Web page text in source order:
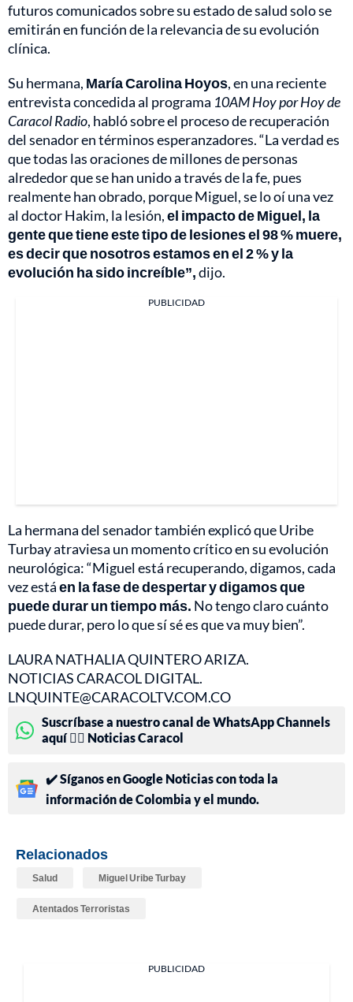
futuros comunicados sobre su estado de salud solo se
emitirán en función de la relevancia de su evolución
clínica.
Su hermana, María Carolina Hoyos, en una reciente
entrevista concedida al programa 10AM Hoy por Hoy de
Caracol Radio, habló sobre el proceso de recuperación
del senador en términos esperanzadores. “La verdad es
que todas las oraciones de millones de personas
alrededor que se han unido a través de la fe, pues
realmente han obrado, porque Miguel, se lo oí una vez
al doctor Hakim, la lesión,el impacto de Miguel, la
gente que tiene este tipo de lesiones el 98 % muere,
es decir que nosotros estamos en el 2 % y la
evolución ha sido increíble”,dijo.
PUBLICIDAD
La hermana del senador también explicó que Uribe
Turbay atraviesa un momento crítico en su evolución
neurológica: “Miguel está recuperando, digamos, cada
vez estáen la fase de despertar y digamos que
puede durar un tiempo más. No tengo claro cuánto
puede durar, pero lo que sí sé es que va muy bien”.
LAURA NATHALIA QUINTERO ARIZA.
NOTICIAS CARACOL DIGITAL.
LNQUINTE@CARACOLTV.COM.CO
Suscríbase a nuestro canal de WhatsApp Channels
aquí 👉🏻 Noticias Caracol
✔️ Síganos en Google Noticias con toda la
información de Colombia y el mundo.
Relacionados
Salud Miguel Uribe Turbay
Atentados Terroristas
PUBLICIDAD